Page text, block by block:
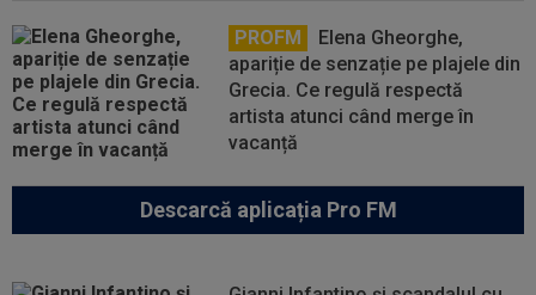
PROFM
Elena Gheorghe,
apariție de senzație pe plajele din
Grecia. Ce regulă respectă
artista atunci când merge în
vacanță
Descarcă aplicația Pro FM